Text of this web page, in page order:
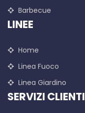
Barbecue
LINEE
Home
Linea Fuoco
Linea Giardino
SERVIZI CLIENTI